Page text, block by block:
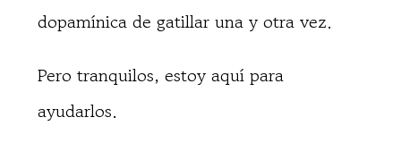
dopamínica de gatillar una y otra vez.
Pero tranquilos, estoy aquí para
ayudarlos.